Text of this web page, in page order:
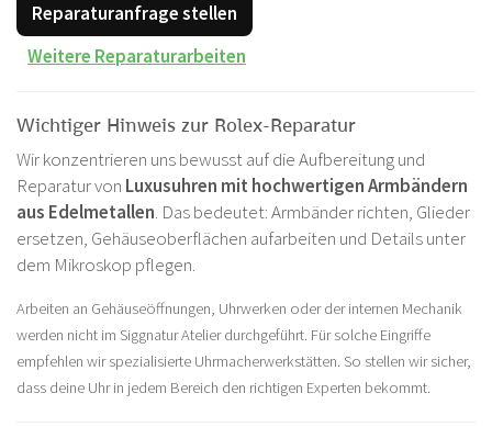
Reparaturanfrage stellen
Weitere Reparaturarbeiten
Wichtiger Hinweis zur Rolex-Reparatur
Wir konzentrieren uns bewusst auf die Aufbereitung und
Reparatur von Luxusuhren mit hochwertigen Armbändern
aus Edelmetallen. Das bedeutet: Armbänder richten, Glieder
ersetzen, Gehäuseoberflächen aufarbeiten und Details unter
dem Mikroskop pflegen.
Arbeiten an Gehäuseöffnungen, Uhrwerken oder der internen Mechanik
werden nicht im Siggnatur Atelier durchgeführt. Für solche Eingriffe
empfehlen wir spezialisierte Uhrmacherwerkstätten. So stellen wir sicher,
dass deine Uhr in jedem Bereich den richtigen Experten bekommt.